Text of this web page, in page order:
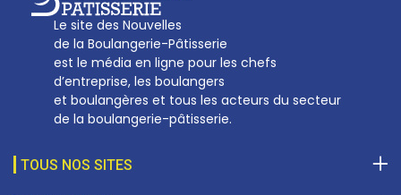
Le site des Nouvelles
de la Boulangerie-Pâtisserie
est le média en ligne pour les chefs
d’entreprise, les boulangers
et boulangères et tous les acteurs du secteur
de la boulangerie-pâtisserie.
TOUS NOS SITES